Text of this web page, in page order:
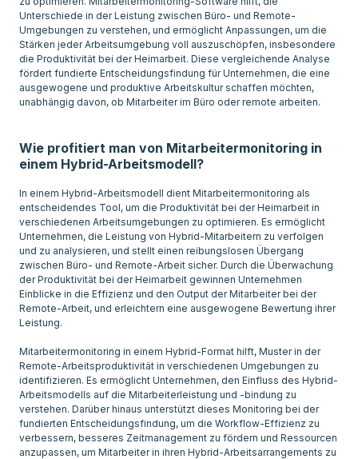
Unterschiede in der Leistung zwischen Büro- und Remote-
Umgebungen zu verstehen, und ermöglicht Anpassungen, um die
Stärken jeder Arbeitsumgebung voll auszuschöpfen, insbesondere
die Produktivität bei der Heimarbeit. Diese vergleichende Analyse
fördert fundierte Entscheidungsfindung für Unternehmen, die eine
ausgewogene und produktive Arbeitskultur schaffen möchten,
unabhängig davon, ob Mitarbeiter im Büro oder remote arbeiten.
Wie profitiert man von Mitarbeitermonitoring in
einem Hybrid-Arbeitsmodell?
In einem Hybrid-Arbeitsmodell dient Mitarbeitermonitoring als
entscheidendes Tool, um die Produktivität bei der Heimarbeit in
verschiedenen Arbeitsumgebungen zu optimieren. Es ermöglicht
Unternehmen, die Leistung von Hybrid-Mitarbeitern zu verfolgen
und zu analysieren, und stellt einen reibungslosen Übergang
zwischen Büro- und Remote-Arbeit sicher. Durch die Überwachung
der Produktivität bei der Heimarbeit gewinnen Unternehmen
Einblicke in die Effizienz und den Output der Mitarbeiter bei der
Remote-Arbeit, und erleichtern eine ausgewogene Bewertung ihrer
Leistung.
Mitarbeitermonitoring in einem Hybrid-Format hilft, Muster in der
Remote-Arbeitsproduktivität in verschiedenen Umgebungen zu
identifizieren. Es ermöglicht Unternehmen, den Einfluss des Hybrid-
Arbeitsmodells auf die Mitarbeiterleistung und -bindung zu
verstehen. Darüber hinaus unterstützt dieses Monitoring bei der
fundierten Entscheidungsfindung, um die Workflow-Effizienz zu
verbessern, besseres Zeitmanagement zu fördern und Ressourcen
anzupassen, um Mitarbeiter in ihren Hybrid-Arbeitsarrangements zu